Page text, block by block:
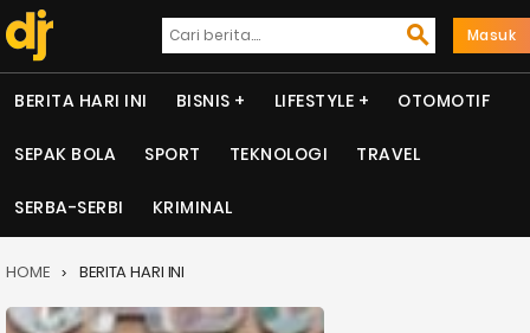
Masuk
BERITA HARI INI BISNIS LIFESTYLE OTOMOTIF
SEPAK BOLA SPORT TEKNOLOGI TRAVEL
SERBA-SERBI KRIMINAL
HOME BERITA HARI INI